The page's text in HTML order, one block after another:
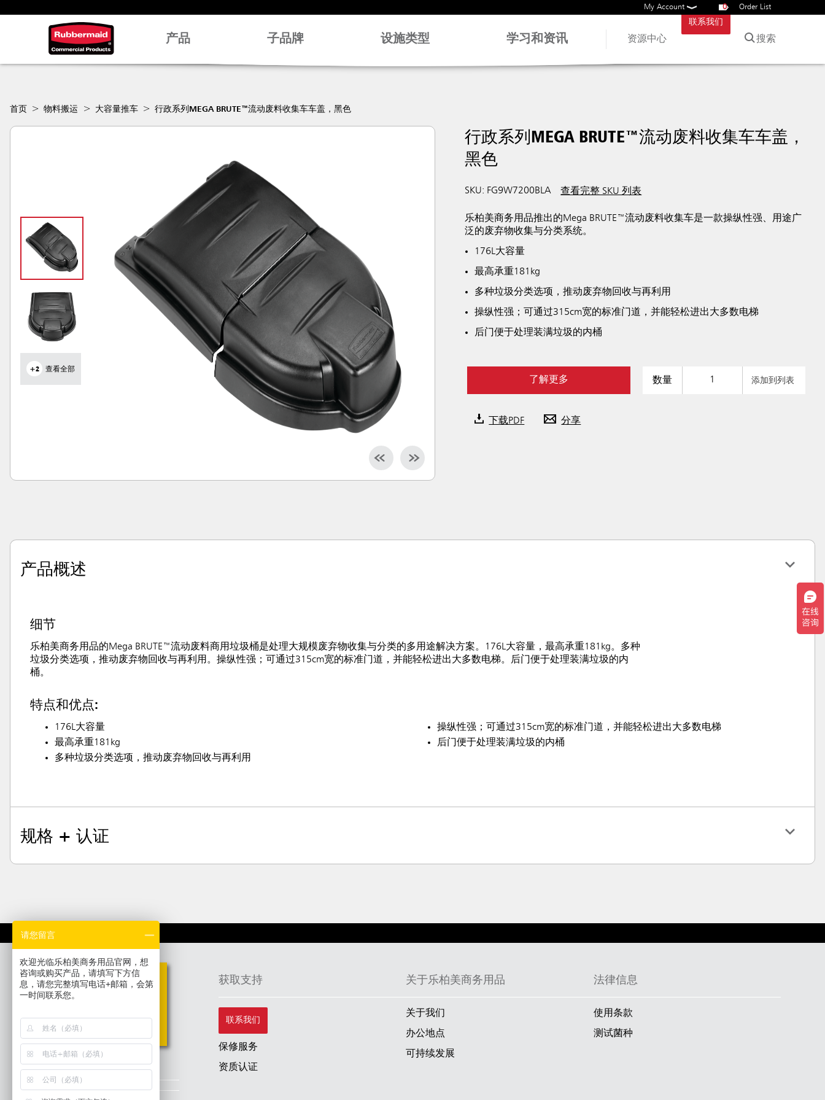
My Account 0 Order List
产品 子品牌 设施类型 学习和资讯 资源中心
联系我们
搜索
首页 物料搬运 大容量推车 行政系列MEGA BRUTE™流动废料收集车车盖，黑色
+2 查看全部
行政系列MEGA BRUTE™流动废料收集车车盖，
黑色
SKU: FG9W7200BLA 查看完整 SKU 列表
乐柏美商务用品推出的Mega BRUTE™流动废料收集车是一款操纵性强、用途广
泛的废弃物收集与分类系统。
176L大容量
最高承重181kg
多种垃圾分类选项，推动废弃物回收与再利用
操纵性强；可通过315cm宽的标准门道，并能轻松进出大多数电梯
后门便于处理装满垃圾的内桶
了解更多 数量 添加到列表
下载PDF 分享
产品概述
细节
乐柏美商务用品的Mega BRUTE™流动废料商用垃圾桶是处理大规模废弃物收集与分类的多用途解决方案。176L大容量，最高承重181kg。多种
垃圾分类选项，推动废弃物回收与再利用。操纵性强；可通过315cm宽的标准门道，并能轻松进出大多数电梯。后门便于处理装满垃圾的内
桶。
特点和优点:
176L大容量
最高承重181kg
多种垃圾分类选项，推动废弃物回收与再利用
操纵性强；可通过315cm宽的标准门道，并能轻松进出大多数电梯
后门便于处理装满垃圾的内桶
规格 + 认证
目录
获取支持
联系我们
保修服务
资质认证
关于乐柏美商务用品
关于我们
办公地点
可持续发展
法律信息
使用条款
测试菌种
请您留言
欢迎光临乐柏美商务用品官网，想
咨询或购买产品，请填写下方信
息，请您完整填写电话+邮箱，会第
一时间联系您。